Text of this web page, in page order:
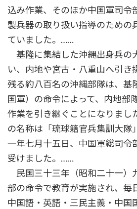
込み作業、そのほか中国軍司令
製兵器の取り扱い指導のための
ていました。……
基隆に集結した沖縄出身兵の
い、内地や宮古・八重山へ引き
残る約八百名の沖縄部隊は、基
国軍）の命令によって、内地部
作業を引き継ぐことになりま
の名称は「琉球籍官兵集訓大隊
一年七月十五日、中国軍総司令
受けました。……
民国三十三年（昭和二十一）
部の命令で教育が実施され、毎
中国語・英語・三民主義・中国